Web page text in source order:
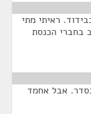
ראיתי מתי
בחברי הכנסת
אבל אחמד